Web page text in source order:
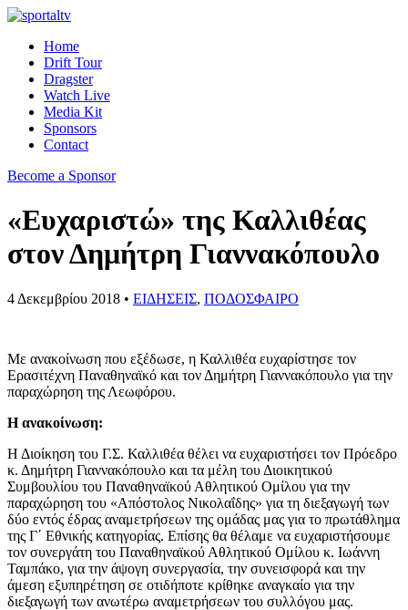
Home
Drift Tour
Dragster
Watch Live
Media Kit
Sponsors
Contact
Become a Sponsor
«Ευχαριστώ» της Καλλιθέας
στον Δημήτρη Γιαννακόπουλο
4 Δεκεμβρίου 2018 • ΕΙΔΗΣΕΙΣ, ΠΟΔΟΣΦΑΙΡΟ
Με ανακοίνωση που εξέδωσε, η Καλλιθέα ευχαρίστησε τον
Ερασιτέχνη Παναθηναϊκό και τον Δημήτρη Γιαννακόπουλο για την
παραχώρηση της Λεωφόρου.
Η ανακοίνωση:
Η Διοίκηση του Γ.Σ. Καλλιθέα θέλει να ευχαριστήσει τον Πρόεδρο
κ. Δημήτρη Γιαννακόπουλο και τα μέλη του Διοικητικού
Συμβουλίου του Παναθηναϊκού Αθλητικού Ομίλου για την
παραχώρηση του «Απόστολος Νικολαΐδης» για τη διεξαγωγή των
δύο εντός έδρας αναμετρήσεων της ομάδας μας για το πρωτάθλημα
της Γ΄ Εθνικής κατηγορίας. Επίσης θα θέλαμε να ευχαριστήσουμε
τον συνεργάτη του Παναθηναϊκού Αθλητικού Ομίλου κ. Ιωάννη
Ταμπάκο, για την άψογη συνεργασία, την συνεισφορά και την
άμεση εξυπηρέτηση σε οτιδήποτε κρίθηκε αναγκαίο για την
διεξαγωγή των ανωτέρω αναμετρήσεων του συλλόγου μας.